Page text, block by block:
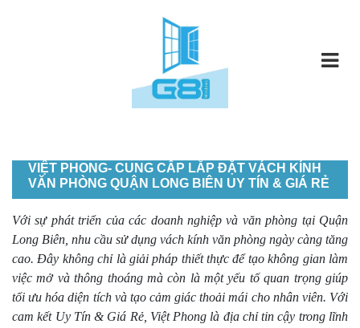
VIỆT PHONG- CUNG CẤP LẮP ĐẶT VÁCH KÍNH
VĂN PHÒNG QUẬN LONG BIÊN UY TÍN & GIÁ RẺ
Với sự phát triển của các doanh nghiệp và văn phòng tại Quận
Long Biên, nhu cầu sử dụng vách kính văn phòng ngày càng tăng
cao. Đây không chỉ là giải pháp thiết thực để tạo không gian làm
việc mở và thông thoáng mà còn là một yếu tố quan trọng giúp
tối ưu hóa diện tích và tạo cảm giác thoải mái cho nhân viên. Với
cam kết Uy Tín & Giá Rẻ, Việt Phong là địa chỉ tin cậy trong lĩnh